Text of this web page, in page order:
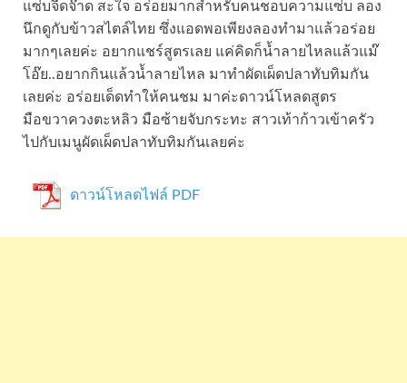
แซ่บจี๊ดจ๊าด สะใจ อร่อยมากสำหรับคนชอบความแซ่บ ลอง
นึกดูกับข้าวสไตล์ไทย ซึ่งแอดพอเพียงลองทำมาแล้วอร่อย
มากๆเลยค่ะ อยากแชร์สูตรเลย แค่คิดก็น้ำลายไหลแล้วแม๊
โอ๊ย..อยากกินแล้วน้ำลายไหล มาทำผัดเผ็ดปลาทับทิมกัน
เลยค่ะ อร่อยเด็ดทำให้คนชม มาค่ะดาวน์โหลดสูตร
มือขวาควงตะหลิว มือซ้ายจับกระทะ สาวเท้าก้าวเข้าครัว
ไปกับเมนูผัดเผ็ดปลาทับทิมกันเลยค่ะ
ดาวน์โหลดไฟล์ PDF